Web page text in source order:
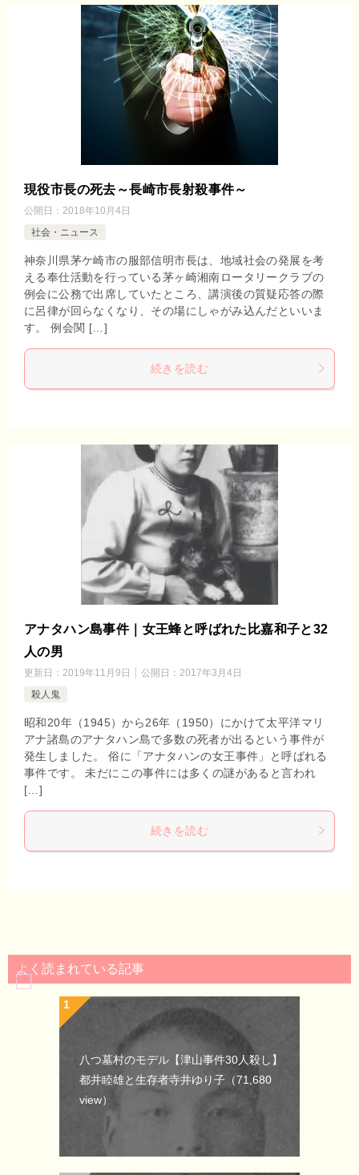
現役市長の死去～長崎市長射殺事件～
公開日： 2018年10月4日
社会・ニュース
神奈川県茅ケ崎市の服部信明市長は、地域社会の発展を考
える奉仕活動を行っている茅ヶ崎湘南ロータリークラブの
例会に公務で出席していたところ、講演後の質疑応答の際
に呂律が回らなくなり、その場にしゃがみ込んだといいま
す。 例会関 […]
続きを読む
アナタハン島事件｜女王蜂と呼ばれた比嘉和子と32
人の男
更新日： 2019年11月9日 公開日： 2017年3月4日
殺人鬼
昭和20年（1945）から26年（1950）にかけて太平洋マリ
アナ諸島のアナタハン島で多数の死者が出るという事件が
発生しました。 俗に「アナタハンの女王事件」と呼ばれる
事件です。 未だにこの事件には多くの謎があると言われ
[…]
続きを読む
よく読まれている記事
八つ墓村のモデル【津山事件30人殺し】
都井睦雄と生存者寺井ゆり子 （71,680
view）